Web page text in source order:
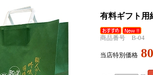
有料ギフト用
商品番号 B-04
当店特別価格